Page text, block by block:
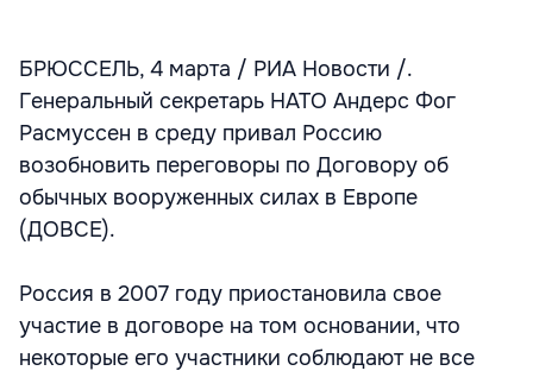
БРЮССЕЛЬ, 4 марта / РИА Новости /.
Генеральный секретарь НАТО Андерс Фог
Расмуссен в среду привал Россию
возобновить переговоры по Договору об
обычных вооруженных силах в Европе
(ДОВСЕ).
Россия в 2007 году приостановила свое
участие в договоре на том основании, что
некоторые его участники соблюдают не все